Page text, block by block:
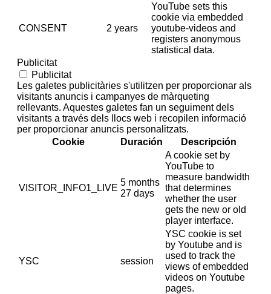
CONSENT 2 years
YouTube sets this
cookie via embedded
youtube-videos and
registers anonymous
statistical data.
Publicitat
Publicitat
Les galetes publicitàries s'utilitzen per proporcionar als
visitants anuncis i campanyes de màrqueting
rellevants. Aquestes galetes fan un seguiment dels
visitants a través dels llocs web i recopilen informació
per proporcionar anuncis personalitzats.
Cookie
Duración Descripción
VISITOR_INFO1_LIVE
5 months
27 days
A cookie set by
YouTube to
measure bandwidth
that determines
whether the user
gets the new or old
player interface.
YSC session
YSC cookie is set
by Youtube and is
used to track the
views of embedded
videos on Youtube
pages.